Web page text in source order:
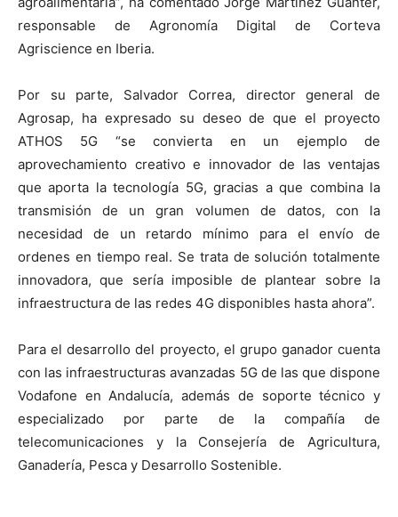
responsable de Agronomía Digital de Corteva
Agriscience en Iberia.
Por su parte, Salvador Correa, director general de
Agrosap, ha expresado su deseo de que el proyecto
ATHOS 5G “se convierta en un ejemplo de
aprovechamiento creativo e innovador de las ventajas
que aporta la tecnología 5G, gracias a que combina la
transmisión de un gran volumen de datos, con la
necesidad de un retardo mínimo para el envío de
ordenes en tiempo real. Se trata de solución totalmente
innovadora, que sería imposible de plantear sobre la
infraestructura de las redes 4G disponibles hasta ahora”.
Para el desarrollo del proyecto, el grupo ganador cuenta
con las infraestructuras avanzadas 5G de las que dispone
Vodafone en Andalucía, además de soporte técnico y
especializado por parte de la compañía de
telecomunicaciones y la Consejería de Agricultura,
Ganadería, Pesca y Desarrollo Sostenible.